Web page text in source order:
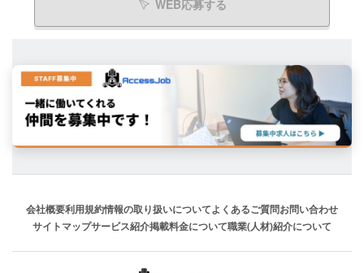
WEB応募する
会社概要利用規約情報の取り扱いについてよくあるご質問お問い合わせ
サイトマップサービス紹介掲載料金について職業(人材)紹介について